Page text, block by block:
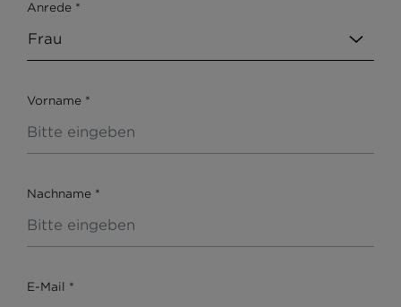
Anrede *
Vorname *
Nachname *
E-Mail *